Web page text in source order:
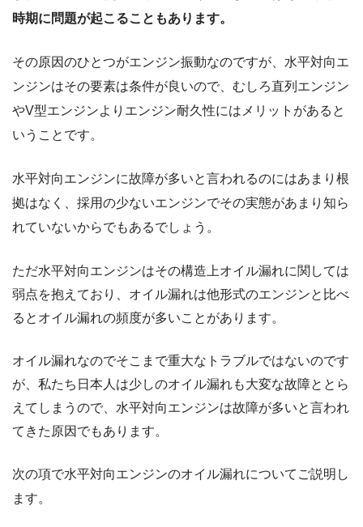
時期に問題が起こることもあります。
その原因のひとつがエンジン振動なのですが、水平対向エ
ンジンはその要素は条件が良いので、むしろ直列エンジン
やV型エンジンよりエンジン耐久性にはメリットがあると
いうことです。
水平対向エンジンに故障が多いと言われるのにはあまり根
拠はなく、採用の少ないエンジンでその実態があまり知ら
れていないからでもあるでしょう。
ただ水平対向エンジンはその構造上オイル漏れに関しては
弱点を抱えており、オイル漏れは他形式のエンジンと比べ
るとオイル漏れの頻度が多いことがあります。
オイル漏れなのでそこまで重大なトラブルではないのです
が、私たち日本人は少しのオイル漏れも大変な故障ととら
えてしまうので、水平対向エンジンは故障が多いと言われ
てきた原因でもあります。
次の項で水平対向エンジンのオイル漏れについてご説明し
ます。